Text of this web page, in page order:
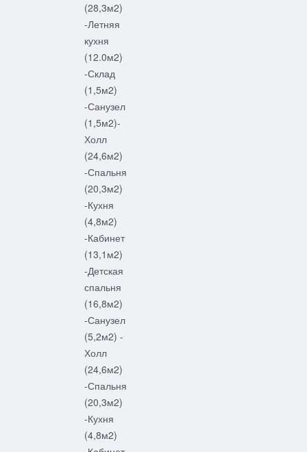
(28,3м2)
-Летняя
кухня
(12.0м2)
-Склад
(1,5м2)
-Санузел
(1,5м2)-
Холл
(24,6м2)
-Спальня
(20,3м2)
-Кухня
(4,8м2)
-Кабинет
(13,1м2)
-Детская
спальня
(16,8м2)
-Санузел
(5,2м2) -
Холл
(24,6м2)
-Спальня
(20,3м2)
-Кухня
(4,8м2)